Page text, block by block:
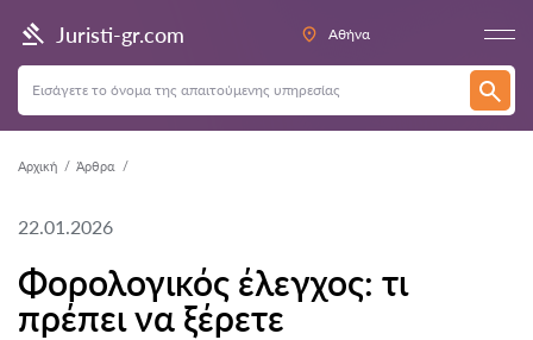
Juristi-gr.com Αθήνα
Αρχική Άρθρα
22.01.2026
Φορολογικός έλεγχος: τι
πρέπει να ξέρετε